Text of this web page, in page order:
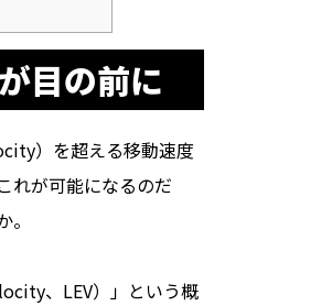
目の前に
）を超える移動速度
れが可能になるのだ
、LEV）」という概